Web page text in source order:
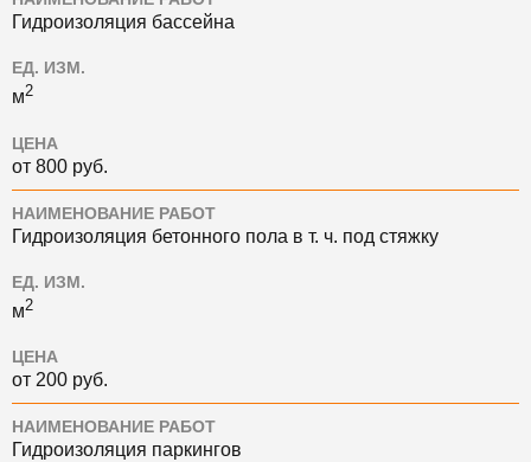
Гидроизоляция бассейна
ЕД. ИЗМ.
м2
ЦЕНА
от 800 руб.
НАИМЕНОВАНИЕ РАБОТ
Гидроизоляция бетонного пола в т. ч. под стяжку
ЕД. ИЗМ.
м2
ЦЕНА
от 200 руб.
НАИМЕНОВАНИЕ РАБОТ
Гидроизоляция паркингов